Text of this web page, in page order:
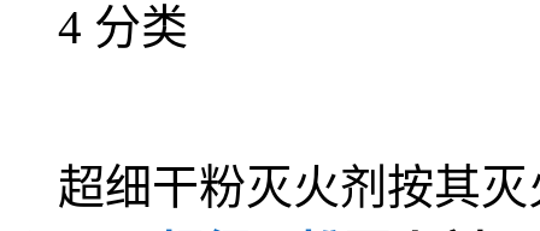
4 分类
超细干粉灭火剂按其灭